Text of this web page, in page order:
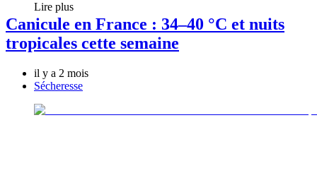
Lire plus
Canicule en France : 34–40 °C et nuits
tropicales cette semaine
il y a 2 mois
Sécheresse